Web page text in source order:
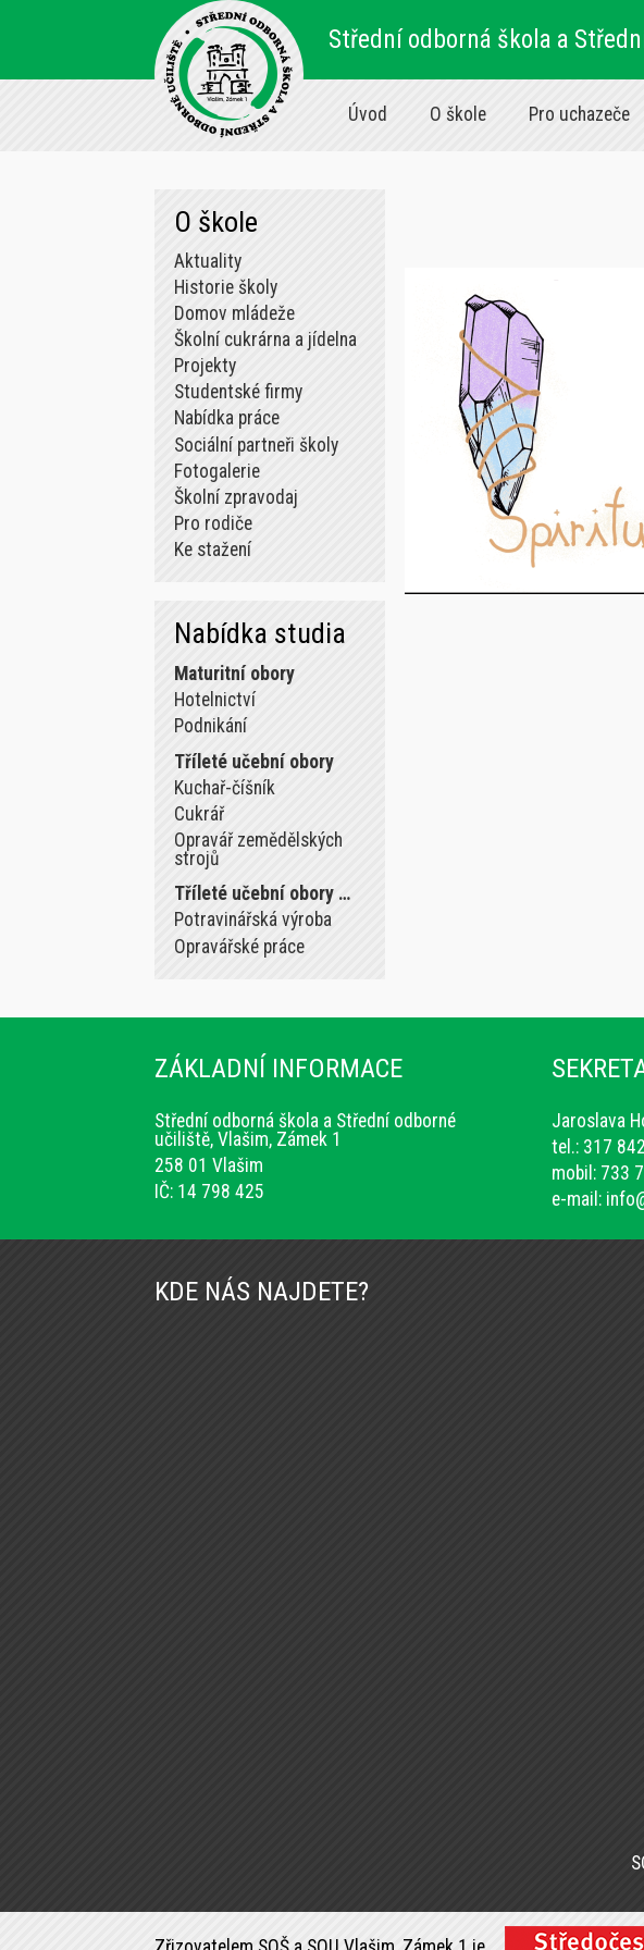
Střední odborná škola a
Úvod O škole Pro uchazeče
O škole
Aktuality
Historie školy
Domov mládeže
Školní cukrárna a jídelna
Projekty
Studentské firmy
Nabídka práce
Sociální partneři školy
Fotogalerie
Školní zpravodaj
Pro rodiče
Ke stažení
Nabídka studia
Maturitní obory
Hotelnictví
Podnikání
Tříleté učební obory
Kuchař-číšník
Cukrář
Opravář zemědělských
strojů
Tříleté učební obory …
Potravinářská výroba
Opravářské práce
ZÁKLADNÍ INFORMACE
Střední odborná škola a Střední odborné
učiliště, Vlašim, Zámek 1
258 01 Vlašim
IČ: 14 798 425
Jaroslava
tel.: 317
mobil: 733
e-mail:
KDE NÁS NAJDETE?